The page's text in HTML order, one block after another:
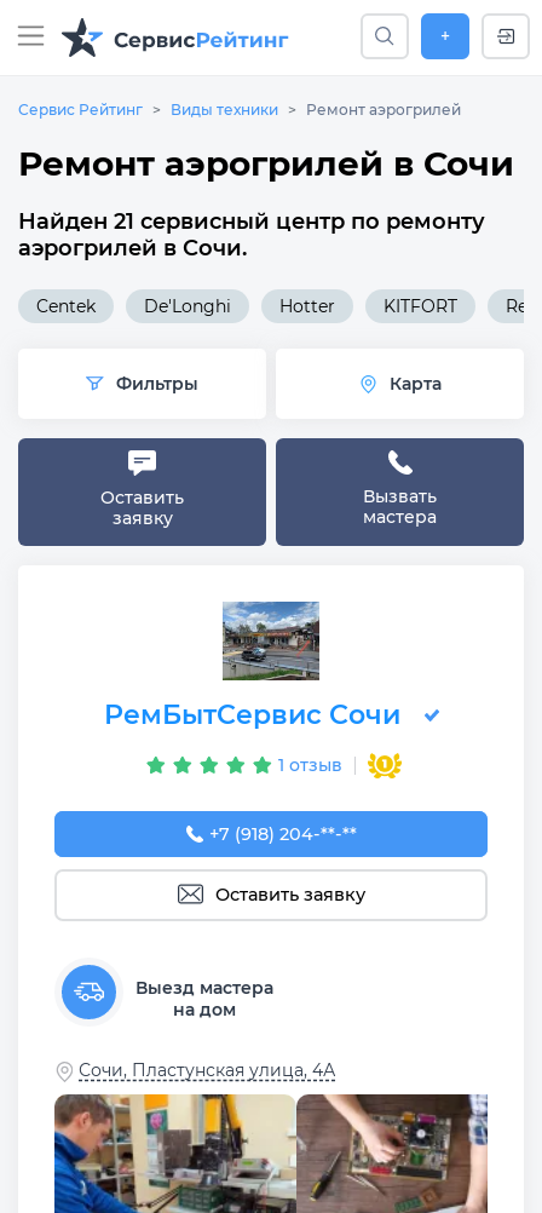
+
Сервис Рейтинг Виды техники Ремонт аэрогрилей
Ремонт аэрогрилей в Сочи
Найден 21 сервисный центр по ремонту
аэрогрилей в Сочи.
Centek De'Longhi Hotter KITFORT
Фильтры Карта
Оставить
заявку
Вызвать
мастера
РемБытСервис Сочи
1 отзыв
+7 (918) 204-77-91
+7 (918) 204-**-**
Оставить заявку
Выезд мастера
на дом
Сочи, Пластунская улица, 4А